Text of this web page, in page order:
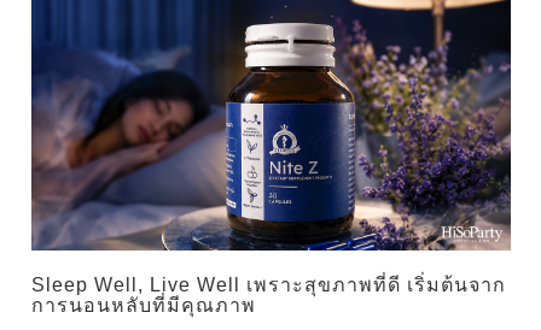
Sleep Well, Live Well เพราะสุขภาพที่ดี เริ่มต้นจาก
การนอนหลับที่มีคุณภาพ